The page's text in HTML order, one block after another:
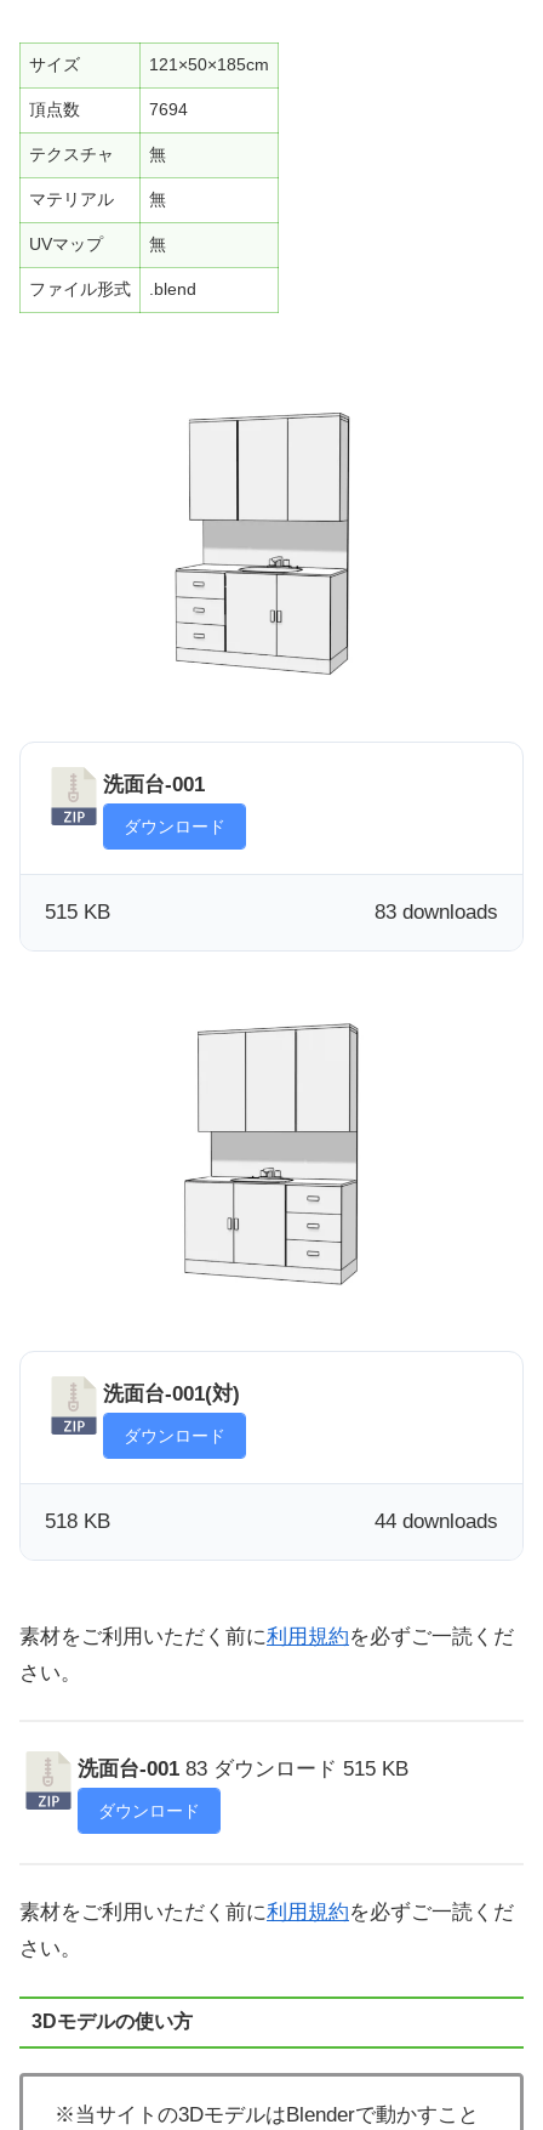
サイズ 121×50×185cm
頂点数 7694
テクスチャ 無
マテリアル 無
UVマップ 無
ファイル形式 .blend
洗面台-001
ダウンロード
83 downloads
515 KB
洗面台-001(対)
ダウンロード
44 downloads
518 KB
素材をご利用いただく前に利用規約を必ずご一読くだ
さい。
洗面台-001 83 ダウンロード 515 KB
ダウンロード
素材をご利用いただく前に利用規約を必ずご一読くだ
さい。
3Dモデルの使い方
※当サイトの3DモデルはBlenderで動かすこと